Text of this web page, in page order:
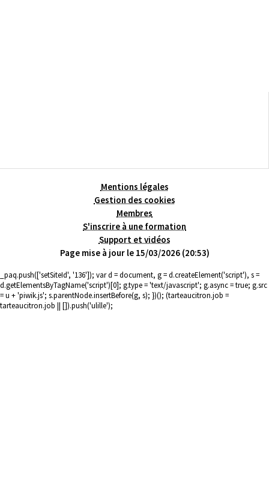
Mentions légales
Gestion des cookies
Membres
S'inscrire à une formation
Support et vidéos
Page mise à jour le 15/03/2026 (20:53)